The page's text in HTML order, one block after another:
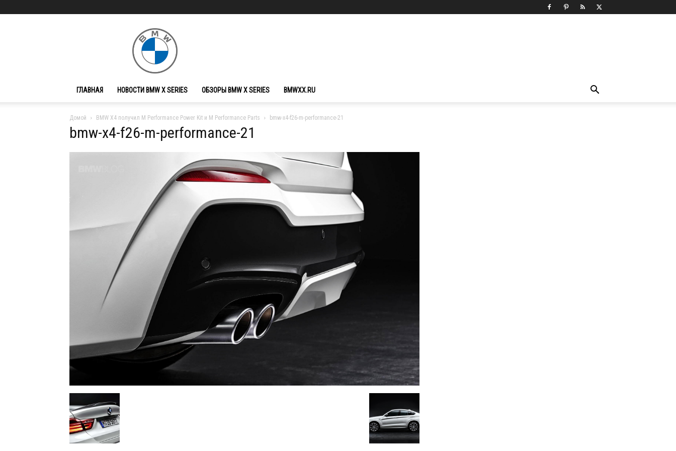
BMW
Series
ГЛАВНАЯ НОВОСТИ BMW X SERIES ОБЗОРЫ BMW X SERIES BMWXX.RU
Домой BMW X4 получил M Performance Power Kit и M Performance Parts bmw-x4-f26-m-performance-21
bmw-x4-f26-m-performance-21